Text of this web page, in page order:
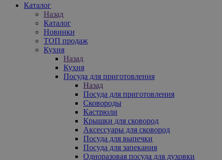
Каталог
Назад
Каталог
Новинки
ТОП продаж
Кухня
Назад
Кухня
Посуда для приготовления
Назад
Посуда для приготовления
Сковороды
Кастрюли
Крышки для сковород
Аксессуары для сковород
Посуда для выпечки
Посуда для запекания
Одноразовая посуда для духовки